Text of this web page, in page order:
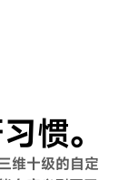
惯。
维十级的自定